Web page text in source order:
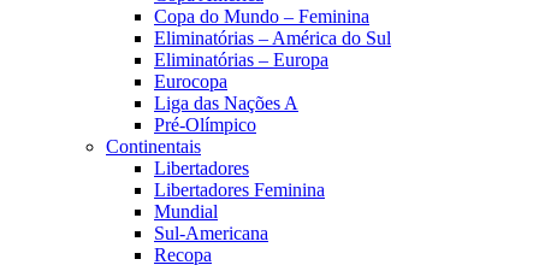
Copa do Mundo – Feminina
Eliminatórias – América do Sul
Eliminatórias – Europa
Eurocopa
Liga das Nações A
Pré-Olímpico
Continentais
Libertadores
Libertadores Feminina
Mundial
Sul-Americana
Recopa